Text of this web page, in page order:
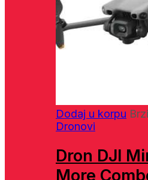
Dodaj u korpu
Dronovi
Dron DJI
More